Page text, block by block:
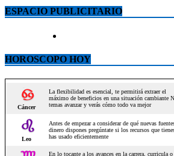
ESPACIO PUBLICITARIO
HOROSCOPO HOY